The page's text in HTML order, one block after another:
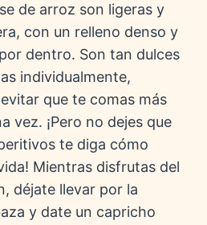
de arroz son ligeras y
con un relleno denso y
dentro. Son tan dulces
individualmente,
que te comas más
vez. ¡Pero no dejes que
te diga cómo
Mientras disfrutas del
déjate llevar por la
y date un capricho